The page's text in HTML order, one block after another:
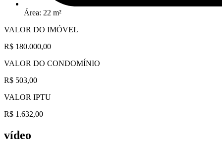
Área: 22 m²
VALOR DO IMÓVEL
R$ 180.000,00
VALOR DO CONDOMÍNIO
R$ 503,00
VALOR IPTU
R$ 1.632,00
vídeo